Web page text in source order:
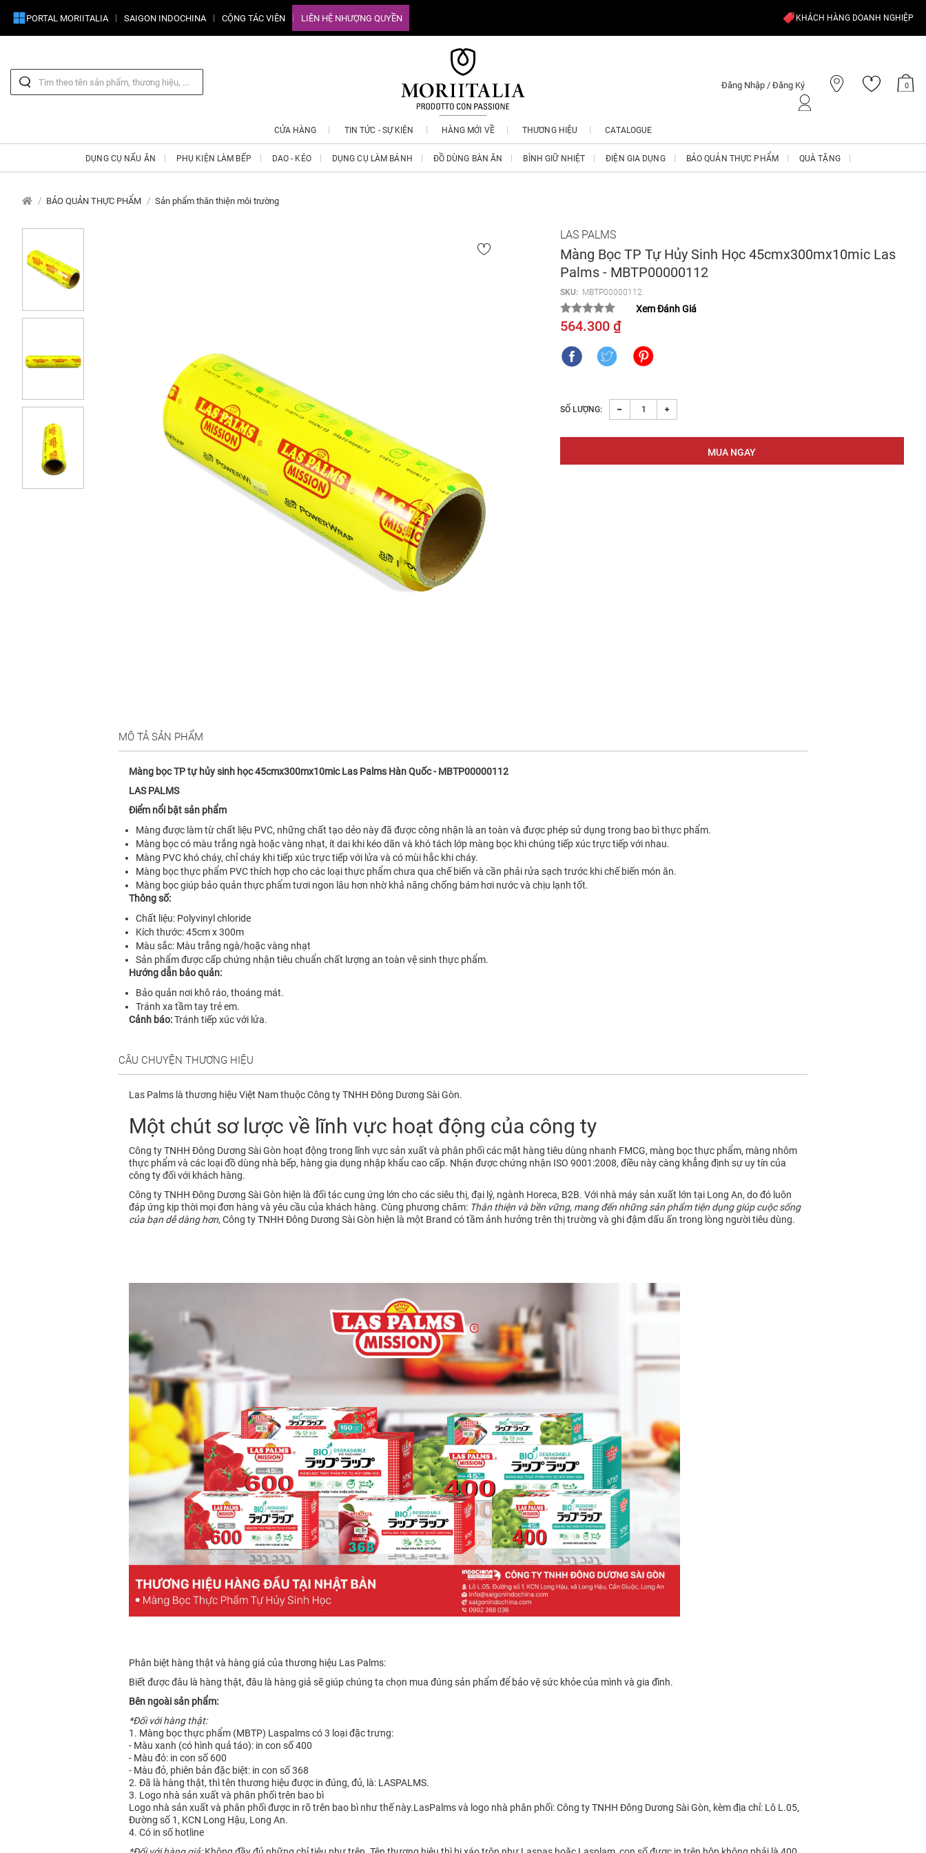
PORTAL MORIITALIA SAIGON INDOCHINA CỘNG TÁC VIÊN LIÊN HỆ NHƯỢNG QUYỀN KHÁCH HÀNG DOANH NGHIỆP
Đăng Nhập / Đăng Ký 0
CỬA HÀNG TIN TỨC - SỰ KIỆN HÀNG MỚI VỀ THƯƠNG HIỆU CATALOGUE
DỤNG CỤ NẤU ĂN PHỤ KIỆN LÀM BẾP DAO - KÉO DỤNG CỤ LÀM BÁNH ĐỒ DÙNG BÀN ĂN BÌNH GIỮ NHIỆT ĐIỆN GIA DỤNG BẢO QUẢN THỰC PHẨM QUÀ TẶNG
BẢO QUẢN THỰC PHẨM Sản phẩm thân thiện môi trường
LAS PALMS
Màng Bọc TP Tự Hủy Sinh Học 45cmx300mx10mic Las
Palms - MBTP00000112
SKU: MBTP00000112
Xem Đánh Giá
564.300 ₫
SỐ LƯỢNG:
MÔ TẢ SẢN PHẨM
Màng bọc TP tự hủy sinh học 45cmx300mx10mic Las Palms Hàn Quốc - MBTP00000112
LAS PALMS
Điểm nổi bật sản phẩm
Màng được làm từ chất liệu PVC, những chất tạo dẻo này đã được công nhận là an toàn và được phép sử dụng trong bao bì thực phẩm.
Màng bọc có màu trắng ngà hoặc vàng nhạt, ít dai khi kéo dãn và khó tách lớp màng bọc khi chúng tiếp xúc trực tiếp với nhau.
Màng PVC khó cháy, chỉ cháy khi tiếp xúc trực tiếp với lửa và có mùi hắc khi cháy.
Màng bọc thực phẩm PVC thích hợp cho các loại thực phẩm chưa qua chế biến và cần phải rửa sạch trước khi chế biến món ăn.
Màng bọc giúp bảo quản thực phẩm tươi ngon lâu hơn nhờ khả năng chống bám hơi nước và chịu lạnh tốt.
Thông số:
Chất liệu: Polyvinyl chloride
Kích thước: 45cm x 300m
Màu sắc: Màu trắng ngà/hoặc vàng nhạt
Sản phẩm được cấp chứng nhận tiêu chuẩn chất lượng an toàn vệ sinh thực phẩm.
Hướng dẫn bảo quản:
Bảo quản nơi khô ráo, thoáng mát.
Tránh xa tầm tay trẻ em.
Cảnh báo:Tránh tiếp xúc với lửa.
CÂU CHUYỆN THƯƠNG HIỆU
Las Palms là thương hiệu Việt Nam thuộc Công ty TNHH Đông Dương Sài Gòn.
Một chút sơ lược về lĩnh vực hoạt động của công ty
Công ty TNHH Đông Dương Sài Gòn hoạt động trong lĩnh vực sản xuất và phân phối các mặt hàng tiêu dùng nhanh FMCG, màng bọc thực phẩm, màng nhôm
thực phẩm và các loại đồ dùng nhà bếp, hàng gia dụng nhập khẩu cao cấp. Nhận được chứng nhận ISO 9001:2008, điều này càng khẳng định sự uy tín của
công ty đối với khách hàng.
Công ty TNHH Đông Dương Sài Gòn hiện là đối tác cung ứng lớn cho các siêu thị, đại lý, ngành Horeca, B2B. Với nhà máy sản xuất lớn tại Long An, do đó luôn
đáp ứng kịp thời mọi đơn hàng và yêu cầu của khách hàng. Cùng phương châm: Thân thiện và bền vững, mang đến những sản phẩm tiện dụng giúp cuộc sống
của bạn dễ dàng hơn, Công ty TNHH Đông Dương Sài Gòn hiện là một Brand có tầm ảnh hưởng trên thị trường và ghi đậm dấu ấn trong lòng người tiêu dùng.
Phân biệt hàng thật và hàng giả của thương hiệu Las Palms:
Biết được đâu là hàng thật, đâu là hàng giả sẽ giúp chúng ta chọn mua đúng sản phẩm để bảo vệ sức khỏe của mình và gia đình.
Bên ngoài sản phẩm:
*Đối với hàng thật:
1. Màng bọc thực phẩm (MBTP) Laspalms có 3 loại đặc trưng:
- Màu xanh (có hình quả táo): in con số 400
- Màu đỏ: in con số 600
- Màu đỏ, phiên bản đặc biệt: in con số 368
2. Đã là hàng thật, thì tên thương hiệu được in đúng, đủ, là: LASPALMS.
3. Logo nhà sản xuất và phân phối trên bao bì
Logo nhà sản xuất và phân phối được in rõ trên bao bì như thế này.LasPalms và logo nhà phân phối: Công ty TNHH Đông Dương Sài Gòn, kèm địa chỉ: Lô L.05,
Đường số 1, KCN Long Hậu, Long An.
4. Có in số hotline